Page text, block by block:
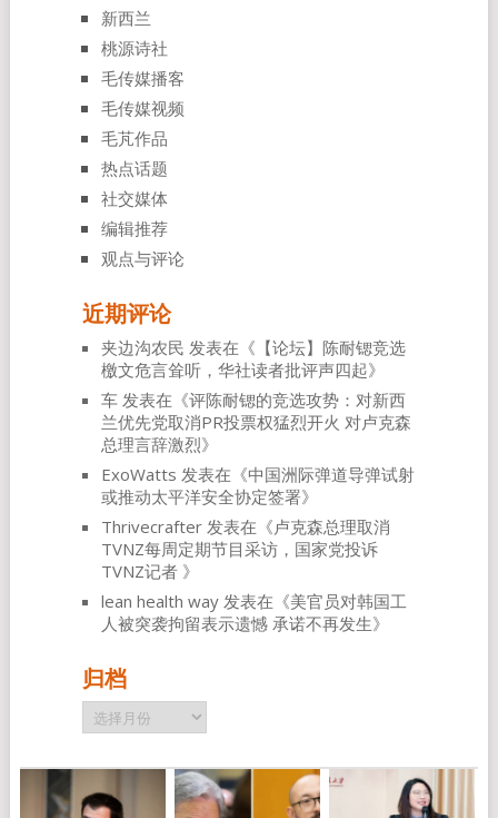
新西兰
桃源诗社
毛传媒播客
毛传媒视频
毛芃作品
热点话题
社交媒体
编辑推荐
观点与评论
近期评论
夹边沟农民 发表在《 【论坛】陈耐锶竞选
檄文危言耸听，华社读者批评声四起》
车发表在《评陈耐锶的竞选攻势：对新西
兰优先党取消PR投票权猛烈开火 对卢克森
总理言辞激烈》
ExoWatts 发表在《中国洲际弹道导弹试射
或推动太平洋安全协定签署》
Thrivecrafter发表在《卢克森总理取消
TVNZ每周定期节目采访，国家党投诉
TVNZ记者 》
lean health way发表在《美官员对韩国工
人被突袭拘留表示遗憾 承诺不再发生》
归档
归
档